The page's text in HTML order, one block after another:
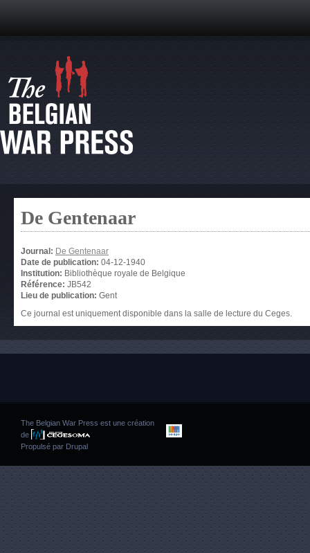
De Gentenaar
Journal: De Gentenaar
Date de publication: 04-12-1940
Institution: Bibliothèque royale de Belgique
Référence: JB542
Lieu de publication: Gent
Ce journal est uniquement disponible dans la salle de lecture du Ceges.
The Belgian War Press est une création
de
Propulsé par Drupal